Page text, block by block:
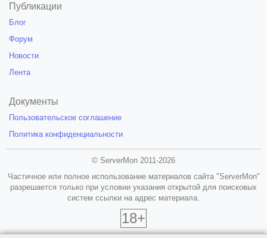
Публикации
Блог
Форум
Новости
Лента
Документы
Пользовательское соглашение
Политика конфиденциальности
© ServerMon 2011-2026
Частичное или полное использование материалов сайта "ServerMon"
разрешается только при условии указания открытой для поисковых
систем ссылки на адрес материала.
18+